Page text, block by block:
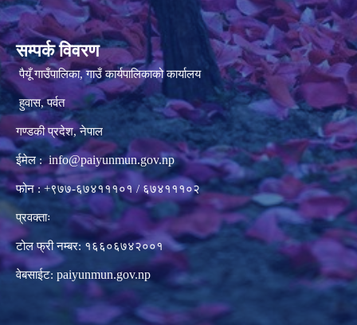
सम्पर्क विवरण
पैयूँ गाउँपालिका, गाउँ कार्यपालिकाको कार्यालय
हुवास, पर्वत
गण्डकी प्रदेश, नेपाल
ईमेल : info@paiyunmun.gov.np
फोन : +९७७-६७४१११०१ / ६७४१११०२
प्रवक्ताः
टोल फ्री नम्बर: १६६०६७४२००१
वेबसाईट: paiyunmun.gov.np